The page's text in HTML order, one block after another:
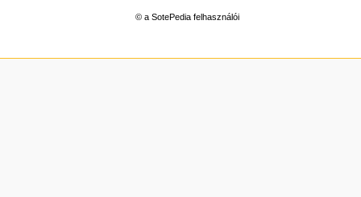
© a SotePedia felhasználói